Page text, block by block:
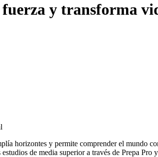
y transforma
horizontes y permite comprender el mundo
de media superior a través de Prepa Pro